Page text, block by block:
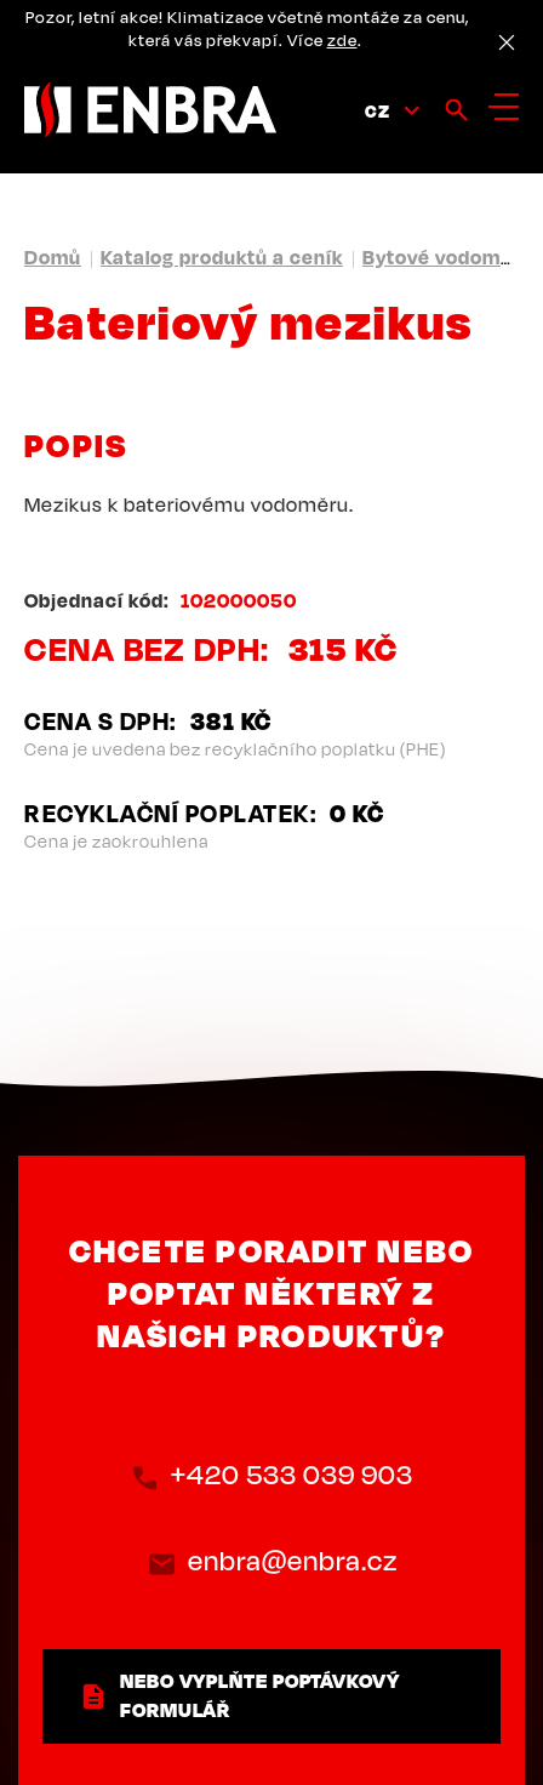
PřejítPozor, letní akce! Klimatizace včetně montáže za cenu,
která vás překvapí. Více zde.
CZ
DROBEČKOVÁ
NAVIGACE
Domů Katalog produktů a ceník Bytové vodoměry
Bateriový mezikus
POPIS
Mezikus k bateriovému vodoměru.
Objednací kód 102000050
CENA BEZ DPH 315 KČ
CENA S DPH 381 KČ
Cena je uvedena bez recyklačního poplatku (PHE)
RECYKLAČNÍ POPLATEK 0 KČ
Cena je zaokrouhlena
CHCETE PORADIT NEBO
POPTAT NĚKTERÝ Z
NAŠICH PRODUKTŮ?
+420 533 039 903
enbra@enbra.cz
NEBO VYPLŇTE POPTÁVKOVÝ
FORMULÁŘ